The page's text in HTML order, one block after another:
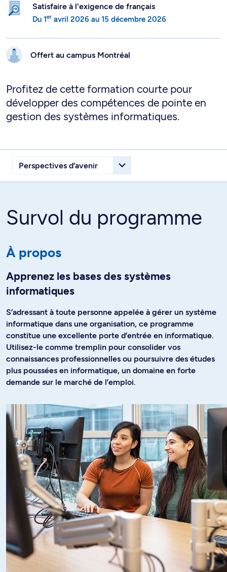
Satisfaire à l'exigence de français
Du 1er avril 2026 au 15 décembre 2026
Offert au campus Montréal
Profitez de cette formation courte pour
développer des compétences de pointe en
gestion des systèmes informatiques.
Survol du programme
À propos
Apprenez les bases des systèmes
informatiques
S’adressant à toute personne appelée à gérer un système
informatique dans une organisation, ce programme
constitue une excellente porte d’entrée en informatique.
Utilisez-le comme tremplin pour consolider vos
connaissances professionnelles ou poursuivre des études
plus poussées en informatique, un domaine en forte
demande sur le marché de l’emploi.